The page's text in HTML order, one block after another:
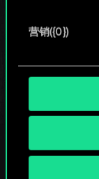
营销({0})